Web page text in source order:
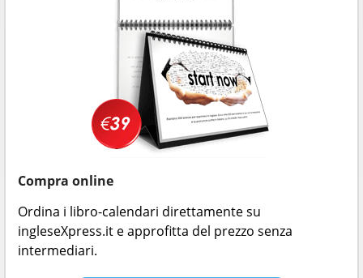
Compra online
Ordina i libro-calendari direttamente su
ingleseXpress.it e approfitta del prezzo senza
intermediari.